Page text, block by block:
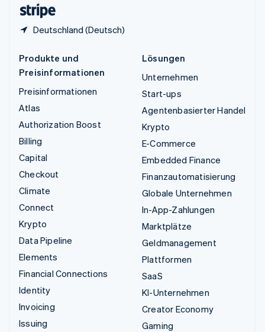
Deutschland (Deutsch)
Produkte und
Preisinformationen
Preisinformationen
Atlas
Authorization Boost
Billing
Capital
Checkout
Climate
Connect
Krypto
Data Pipeline
Elements
Financial Connections
Identity
Invoicing
Issuing
Lösungen
Unternehmen
Start-ups
Agentenbasierter Handel
Krypto
E-Commerce
Embedded Finance
Finanzautomatisierung
Globale Unternehmen
In-App-Zahlungen
Marktplätze
Geldmanagement
Plattformen
SaaS
KI-Unternehmen
Creator Economy
Gaming